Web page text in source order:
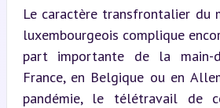
Le caractère transfrontalier du
luxembourgeois complique
part importante de la main-
France, en Belgique ou en
pandémie, le télétravail de